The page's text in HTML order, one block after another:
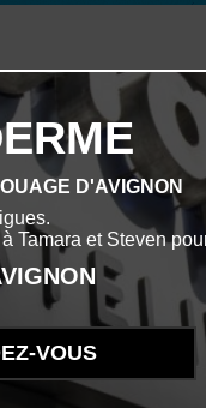
D'AVIGNON
Tamara et Steven
VOUS